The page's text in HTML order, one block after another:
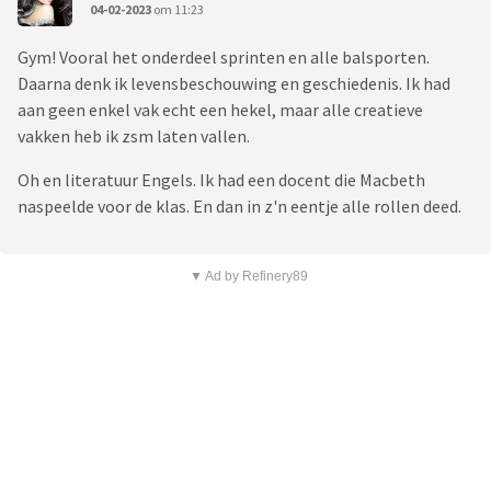
04-02-2023 om 11:23
Gym! Vooral het onderdeel sprinten en alle balsporten.
Daarna denk ik levensbeschouwing en geschiedenis. Ik had
aan geen enkel vak echt een hekel, maar alle creatieve
vakken heb ik zsm laten vallen.
Oh en literatuur Engels. Ik had een docent die Macbeth
naspeelde voor de klas. En dan in z'n eentje alle rollen deed.
▼ Ad by Refinery89